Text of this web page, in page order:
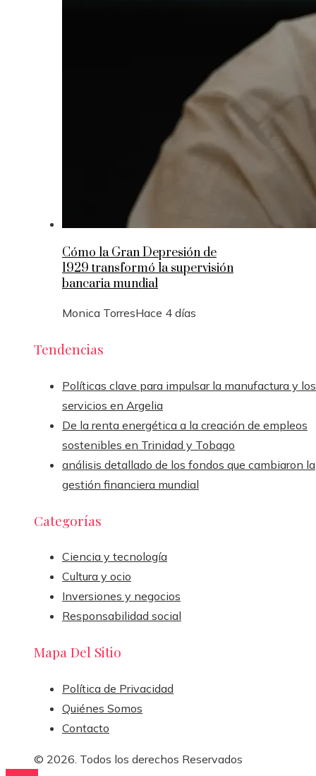
Cómo la Gran Depresión de
1929 transformó la supervisión
bancaria mundial
Monica TorresHace 4 días
Tendencias
Políticas clave para impulsar la manufactura y los
servicios en Argelia
De la renta energética a la creación de empleos
sostenibles en Trinidad y Tobago
análisis detallado de los fondos que cambiaron la
gestión financiera mundial
Categorías
Ciencia y tecnología
Cultura y ocio
Inversiones y negocios
Responsabilidad social
Mapa Del Sitio
Política de Privacidad
Quiénes Somos
Contacto
© 2026. Todos los derechos Reservados